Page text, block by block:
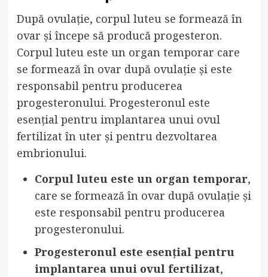
După ovulație, corpul luteu se formează în
ovar și începe să producă progesteron.
Corpul luteu este un organ temporar care
se formează în ovar după ovulație și este
responsabil pentru producerea
progesteronului. Progesteronul este
esențial pentru implantarea unui ovul
fertilizat în uter și pentru dezvoltarea
embrionului.
Corpul luteu este un organ temporar,
care se formează în ovar după ovulație și
este responsabil pentru producerea
progesteronului.
Progesteronul este esențial pentru
implantarea unui ovul fertilizat,